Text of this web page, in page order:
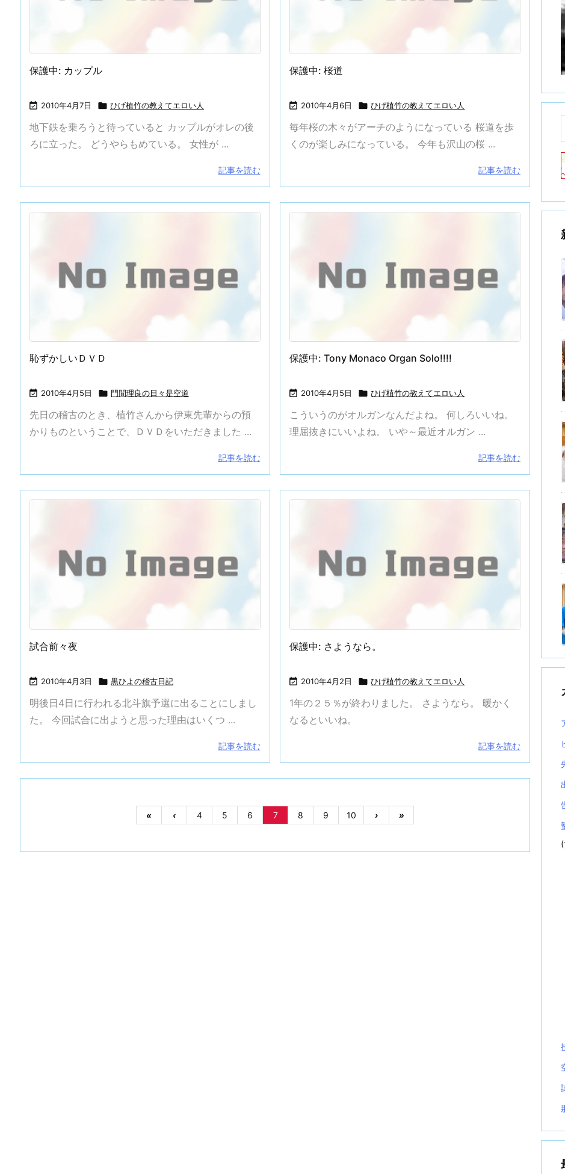
保護中: カップル
 2010年4月7日  ひげ植竹の教えてエロい人
地下鉄を乗ろうと待っていると カップルがオレの後
ろに立った。 どうやらもめている。 女性が ...
記事を読む
保護中: 桜道
 2010年4月6日  ひげ植竹の教えてエロい人
毎年桜の木々がアーチのようになっている 桜道を歩
くのが楽しみになっている。 今年も沢山の桜 ...
記事を読む
恥ずかしいＤＶＤ
 2010年4月5日  門間理良の日々是空道
先日の稽古のとき、植竹さんから伊東先輩からの預
かりものということで、ＤＶＤをいただきました ...
記事を読む
保護中: Tony Monaco Organ Solo!!!!
 2010年4月5日  ひげ植竹の教えてエロい人
こういうのがオルガンなんだよね。 何しろいいね。
理屈抜きにいいよね。 いや～最近オルガン ...
記事を読む
試合前々夜
 2010年4月3日  黒ひよの稽古日記
明後日4日に行われる北斗旗予選に出ることにしまし
た。 今回試合に出ようと思った理由はいくつ ...
記事を読む
保護中: さようなら。
 2010年4月2日  ひげ植竹の教えてエロい人
1年の２５％が終わりました。 さようなら。 暖かく
なるといいね。
記事を読む
« ‹ 4 5 6 7 8 9 10 › »